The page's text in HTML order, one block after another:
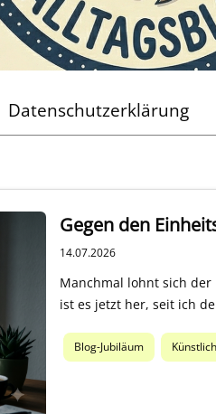
Datenschutzerklärung
Gegen den
14.07.2026
Manchmal lohnt sich der
ist es jetzt her, seit ich
Blog-Jubiläum